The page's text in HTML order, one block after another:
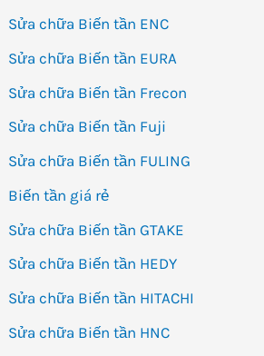
Sửa chữa Biến tần ENC
Sửa chữa Biến tần EURA
Sửa chữa Biến tần Frecon
Sửa chữa Biến tần Fuji
Sửa chữa Biến tần FULING
Biến tần giá rẻ
Sửa chữa Biến tần GTAKE
Sửa chữa Biến tần HEDY
Sửa chữa Biến tần HITACHI
Sửa chữa Biến tần HNC